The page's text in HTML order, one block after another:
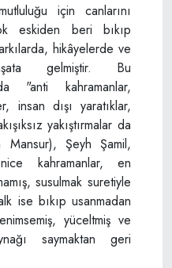
için canlarını
eskiden beri bıkıp
hikâyelerde ve
gelmiştir. Bu
"anti kahramanlar,
insan dışı yaratıklar,
yakıştırmalar da
Mansur), Şeyh Şamil,
kahramanlar, en
susulmak suretiyle
ise bıkıp usanmadan
yüceltmiş ve
saymaktan geri